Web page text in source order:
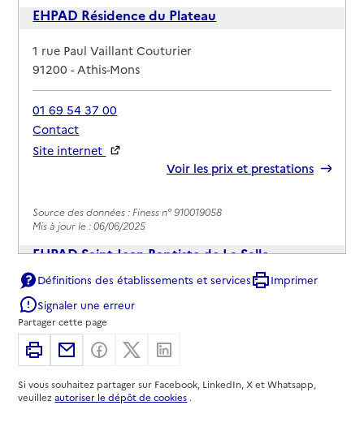
EHPAD Résidence du Plateau
Adresse
1 rue Paul Vaillant Couturier
91200-Athis-Mons
01 69 54 37 00
Contact
Site internet
Voir les prix et prestations
Source des données : Finess n° 910019058
Mis à jour le : 06/06/2025
EHPAD Saint-Jean Baptiste de La Salle
Adresse
1 rue Paul Vaillant Couturier
91200-Athis-Mons
01 69 57 51 51
Contact
Site internet
Rapport HAS
Voir les prix et prestations
Définitions des établissements et services
Imprimer
Signaler une erreur
Partager cette page
ImprimerPartager par email
Partager sur Facebook
Partager sur X
Si vous souhaitez partager sur Facebook, LinkedIn, X et Whatsapp,
veuillezautoriser le dépôt de cookies .